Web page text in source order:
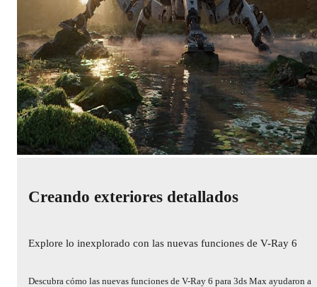
Creando exteriores detallados
Explore lo inexplorado con las nuevas funciones de V-Ray 6
Descubra cómo las nuevas funciones de V-Ray 6 para 3ds Max ayudaron a